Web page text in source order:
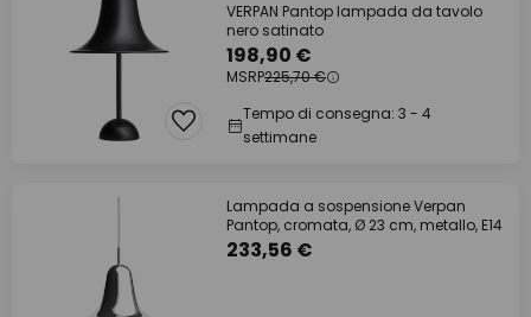
VERPAN Pantop lampada da tavolo
nero satinato
198,90 €
MSRP225,70 €
Tempo di consegna: 3 - 4
settimane
Lampada a sospensione Verpan
Pantop, cromata, Ø 23 cm, metallo, E14
233,56 €